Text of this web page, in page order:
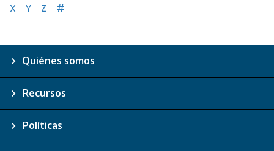
X
Y Z #
Quiénes somos
Recursos
Políticas